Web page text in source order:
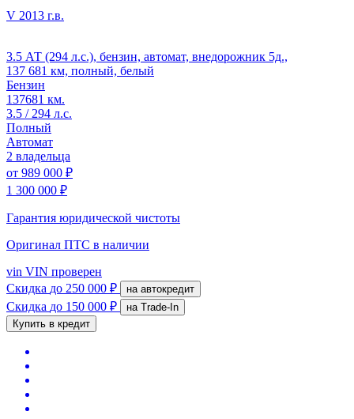
V 2013 г.в.
3.5 АТ (294 л.с.), бензин, автомат, внедорожник 5д.,
137 681 км, полный, белый
Бензин
137681 км.
3.5 / 294 л.с.
Полный
Автомат
2 владельца
от 989 000 ₽
1 300 000 ₽
Гарантия юридической чистоты
Оригинал ПТС в наличии
vin VIN проверен
Скидка до 250 000 ₽ на автокредит
Скидка до 150 000 ₽
на Trade-In
Купить в кредит